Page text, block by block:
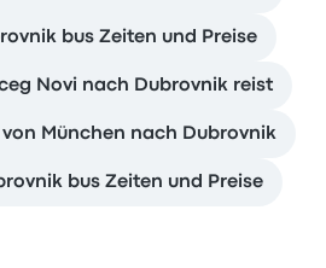
bus Zeiten und Preise
Novi nach Dubrovnik reist
München nach Dubrovnik
bus Zeiten und Preise